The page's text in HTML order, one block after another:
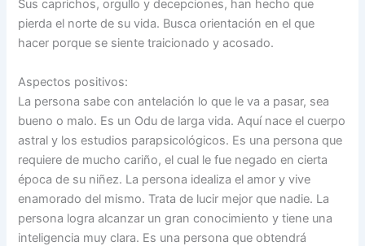
Sus caprichos, orgullo y decepciones, han hecho que
pierda el norte de su vida. Busca orientación en el que
hacer porque se siente traicionado y acosado.
Aspectos positivos:
La persona sabe con antelación lo que le va a pasar, sea
bueno o malo. Es un Odu de larga vida. Aquí nace el cuerpo
astral y los estudios parapsicológicos. Es una persona que
requiere de mucho cariño, el cual le fue negado en cierta
época de su niñez. La persona idealiza el amor y vive
enamorado del mismo. Trata de lucir mejor que nadie. La
persona logra alcanzar un gran conocimiento y tiene una
inteligencia muy clara. Es una persona que obtendrá